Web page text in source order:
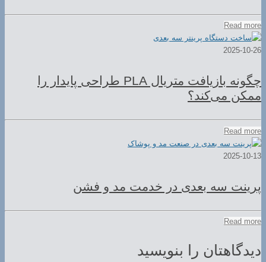
Read more
2025-10-26
چگونه بازیافت متریال PLA طراحی پایدار را
ممکن می‌کند؟
Read more
2025-10-13
پرینت سه بعدی در خدمت مد و فشن
Read more
دیدگاهتان را بنویسید